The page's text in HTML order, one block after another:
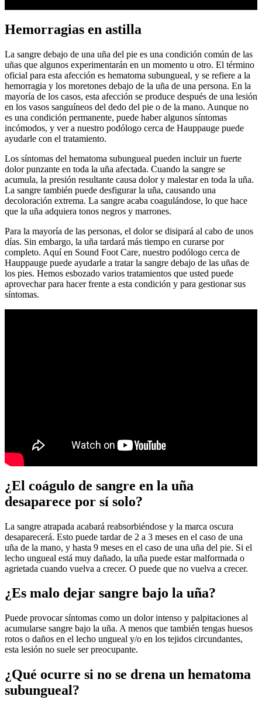
Hemorragias en astilla
La sangre debajo de una uña del pie es una condición común de las
uñas que algunos experimentarán en un momento u otro. El término
oficial para esta afección es hematoma subungueal, y se refiere a la
hemorragia y los moretones debajo de la uña de una persona. En la
mayoría de los casos, esta afección se produce después de una lesión
en los vasos sanguíneos del dedo del pie o de la mano. Aunque no
es una condición permanente, puede haber algunos síntomas
incómodos, y ver a nuestro podólogo cerca de Hauppauge puede
ayudarle con el tratamiento.
Los síntomas del hematoma subungueal pueden incluir un fuerte
dolor punzante en toda la uña afectada. Cuando la sangre se
acumula, la presión resultante causa dolor y malestar en toda la uña.
La sangre también puede desfigurar la uña, causando una
decoloración extrema. La sangre acaba coagulándose, lo que hace
que la uña adquiera tonos negros y marrones.
Para la mayoría de las personas, el dolor se disipará al cabo de unos
días. Sin embargo, la uña tardará más tiempo en curarse por
completo. Aquí en Sound Foot Care, nuestro podólogo cerca de
Hauppauge puede ayudarle a tratar la sangre debajo de las uñas de
los pies. Hemos esbozado varios tratamientos que usted puede
aprovechar para hacer frente a esta condición y para gestionar sus
síntomas.
¿El coágulo de sangre en la uña
desaparece por sí solo?
La sangre atrapada acabará reabsorbiéndose y la marca oscura
desaparecerá. Esto puede tardar de 2 a 3 meses en el caso de una
uña de la mano, y hasta 9 meses en el caso de una uña del pie. Si el
lecho ungueal está muy dañado, la uña puede estar malformada o
agrietada cuando vuelva a crecer. O puede que no vuelva a crecer.
¿Es malo dejar sangre bajo la uña?
Puede provocar síntomas como un dolor intenso y palpitaciones al
acumularse sangre bajo la uña. A menos que también tengas huesos
rotos o daños en el lecho ungueal y/o en los tejidos circundantes,
esta lesión no suele ser preocupante.
¿Qué ocurre si no se drena un hematoma
subungueal?